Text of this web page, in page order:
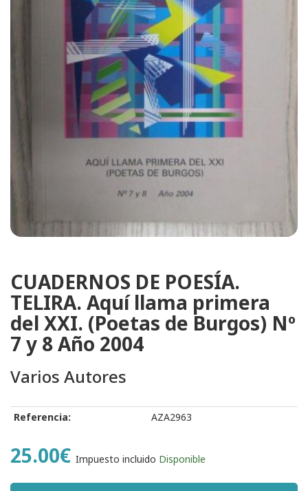
CUADERNOS DE POESÍA.
TELIRA. Aquí llama primera
del XXI. (Poetas de Burgos) Nº
7 y 8 Año 2004
Varios Autores
Referencia: AZA2963
25.00€ Impuesto incluido Disponible